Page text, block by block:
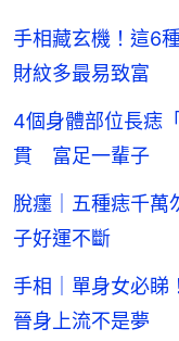
手相藏玄機！這6
財紋多最易致富
4個身體部位長痣
貫 富足一輩子
脫癦｜五種痣千
子好運不斷
手相｜單身女必睇
晉身上流不是夢